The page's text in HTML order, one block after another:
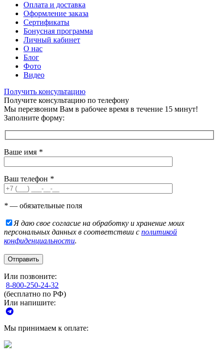
Оплата и доставка
Оформление заказа
Сертификаты
Бонусная программа
Личный кабинет
О нас
Блог
Фото
Видео
Получить консультацию
Получите консультацию по телефону
Мы перезвоним Вам в рабочее время в течение 15 минут!
Заполните форму:
Ваше имя *
Ваш телефон *
* — обязательные поля
Я даю свое согласие на обработку и хранение моих
персональных данных в соответствии с политикой
конфиденциальности.
Или позвоните:
8-800-250-24-32
(бесплатно по РФ)
Или напишите:
Мы принимаем к оплате: